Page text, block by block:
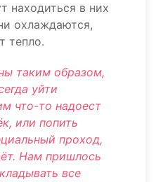
находиться в них
охлаждаются,
тепло.
таким образом,
уйти
что-то надоест
или попить
проход,
Нам пришлось
все